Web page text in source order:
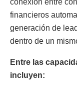
conexión entre
financieros
generación de
dentro de un
Entre las
incluyen: